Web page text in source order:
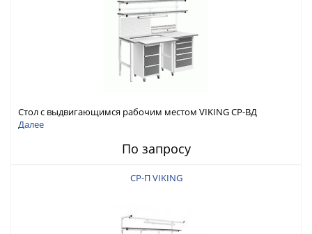
Стол с выдвигающимся рабочим местом VIKING СР-ВД
Далее
По запросу
СР-П VIKING